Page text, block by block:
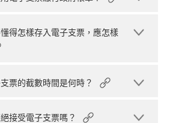
得怎樣存入電子支票，應怎樣
票的截數時間是何時？
接受電子支票嗎？